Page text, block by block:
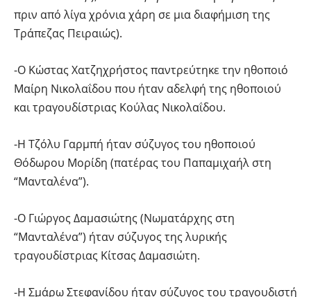
πριν από λίγα χρόνια χάρη σε μια διαφήμιση της
Τράπεζας Πειραιώς).
-Ο Κώστας Χατζηχρήστος παντρεύτηκε την ηθοποιό
Μαίρη Νικολαΐδου που ήταν αδελφή της ηθοποιού
και τραγουδίστριας Κούλας Νικολαΐδου.
-Η Τζόλυ Γαρμπή ήταν σύζυγος του ηθοποιού
Θόδωρου Μορίδη (πατέρας του Παπαμιχαήλ στη
“Μανταλένα”).
-Ο Γιώργος Δαμασιώτης (Νωματάρχης στη
“Μανταλένα”) ήταν σύζυγος της λυρικής
τραγουδίστριας Κίτσας Δαμασιώτη.
-Η Σμάρω Στεφανίδου ήταν σύζυγος του τραγουδιστή